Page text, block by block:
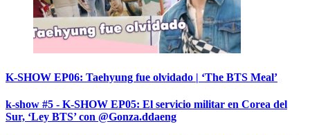
K-SHOW EP06: Taehyung fue olvidado | ‘The BTS Meal’
k-show #5 - K-SHOW EP05: El servicio militar en Corea del
Sur, ‘Ley BTS’ con @Gonza.ddaeng